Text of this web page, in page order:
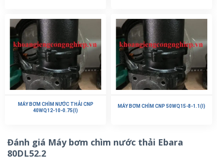
MÁY BƠM CHÌM NƯỚC THẢI CNP
40WQ12-10-0.75(I)
MÁY BƠM CHÌM CNP 50WQ15-8-1.1(I)
Đánh giá Máy bơm chìm nước thải Ebara
80DL52.2